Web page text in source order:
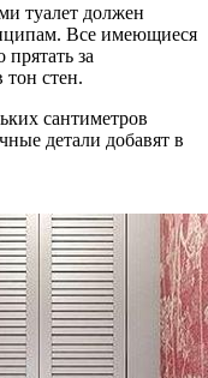
туалет должен
Все имеющиеся
за
стен.
сантиметров
детали добавят в